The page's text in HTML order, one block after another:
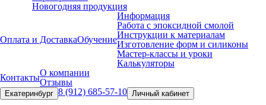
Новогодняя продукция
Оплата и ДоставкаОбучение
Информация
Работа с эпоксидной смолой
Инструкции к материалам
Изготовление форм и силиконы
Мастер-классы и уроки
Калькуляторы
КонтактыО компании
Отзывы
Екатеринбург 8 (912) 685-57-10 Личный кабинет